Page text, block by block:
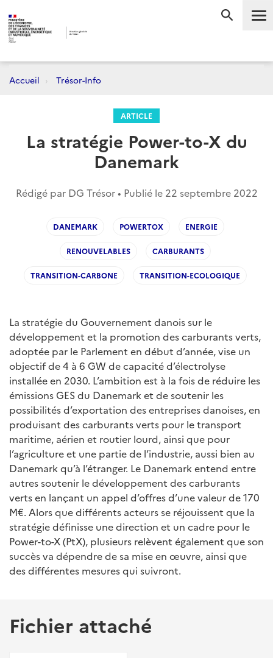
Accueil Trésor-Info
ARTICLE
La stratégie Power-to-X du
Danemark
Rédigé par DG Trésor • Publié le 22 septembre 2022
DANEMARK POWERTOX ENERGIE
RENOUVELABLES CARBURANTS
TRANSITION-CARBONE TRANSITION-ECOLOGIQUE
La stratégie du Gouvernement danois sur le
développement et la promotion des carburants verts,
adoptée par le Parlement en début d’année, vise un
objectif de 4 à 6 GW de capacité d’électrolyse
installée en 2030. L’ambition est à la fois de réduire les
émissions GES du Danemark et de soutenir les
possibilités d’exportation des entreprises danoises, en
produisant des carburants verts pour le transport
maritime, aérien et routier lourd, ainsi que pour
l’agriculture et une partie de l’industrie, aussi bien au
Danemark qu’à l’étranger. Le Danemark entend entre
autres soutenir le développement des carburants
verts en lançant un appel d’offres d’une valeur de 170
M€. Alors que différents acteurs se réjouissent que la
stratégie définisse une direction et un cadre pour le
Power-to-X (PtX), plusieurs relèvent également que son
succès va dépendre de sa mise en œuvre, ainsi que
des différentes mesures qui suivront.
Fichier attaché